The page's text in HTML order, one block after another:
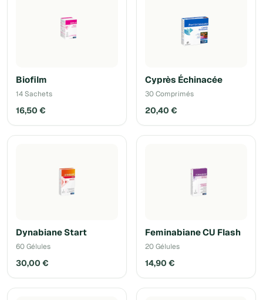
Biofilm
14 Sachets
16,50 €
Cyprès Échinacée
30 Comprimés
20,40 €
Dynabiane Start
60 Gélules
30,00 €
Feminabiane CU Flash
20 Gélules
14,90 €